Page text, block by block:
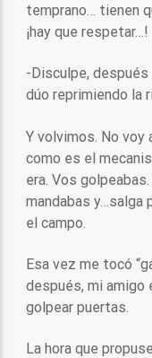
temprano… tienen
¡hay que respetar…!
-Disculpe,
dúo reprimiendo la
Y volvimos. No voy
como es el
era. Vos
mandabas y…salga
el campo.
Esa vez me tocó
después, mi amigo
golpear puertas.
La hora que